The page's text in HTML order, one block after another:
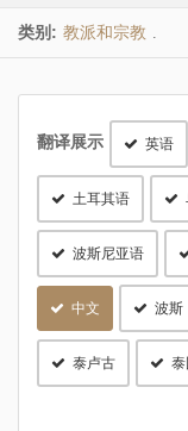
类别: 教派和宗教
翻译展示 英语
土耳其语
波斯尼亚语
中文 波斯
泰卢古